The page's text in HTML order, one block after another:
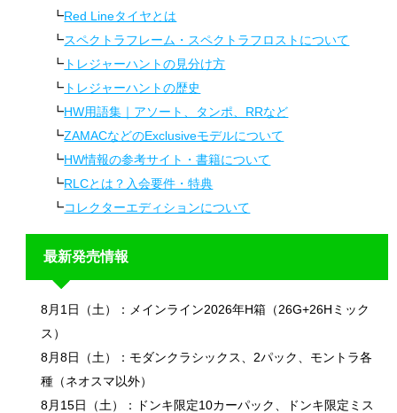
Red Lineタイヤとは
スペクトラフレーム・スペクトラフロストについて
トレジャーハントの見分け方
トレジャーハントの歴史
HW用語集｜アソート、タンポ、RRなど
ZAMACなどのExclusiveモデルについて
HW情報の参考サイト・書籍について
RLCとは？入会要件・特典
コレクターエディションについて
最新発売情報
8月1日（土）：メインライン2026年H箱（26G+26Hミック
ス）
8月8日（土）：モダンクラシックス、2パック、モントラ各
種（ネオスマ以外）
8月15日（土）：ドンキ限定10カーパック、ドンキ限定ミス